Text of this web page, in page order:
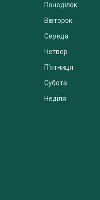
Понеділок
Вівторок
Середа
Четвер
Пʼятниця
Субота
Неділя